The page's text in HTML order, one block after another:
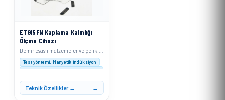
ETG15FN Kaplama Kalınlığı
Ölçme Cihazı
Test yöntemi: Manyetik indüksiyon
Ölçüm aralığı : 0–1500 μm (0–60 mil)
Teknik Özellikler →